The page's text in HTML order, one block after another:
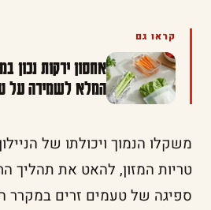
קראו גם
אחסון ירקות נכון
המלא לשמירה על
משקלו הנמוך ויכולתו של
טריות המזון, להאט את תהליך
ספיגה של טעמים זרים במקרר